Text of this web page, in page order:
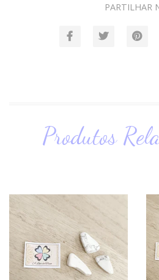
PARTILHAR
Produtos